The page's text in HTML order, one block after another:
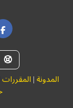
المدونة|